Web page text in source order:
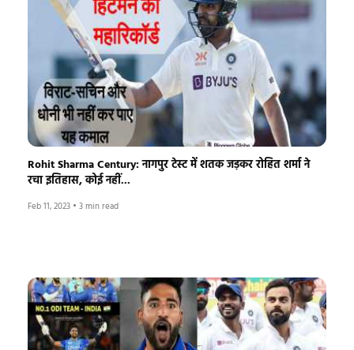
Rohit Sharma Century: नागपुर टेस्ट में शतक जड़कर रोहित शर्मा ने
रचा इतिहास, कोई नहीं...
Feb 11, 2023 • 3 min read